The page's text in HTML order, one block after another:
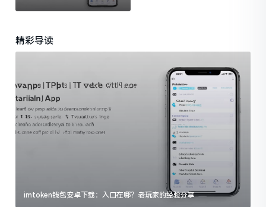
精彩导读
imtoken钱包安卓下载：入口在哪？老玩家的经验分享